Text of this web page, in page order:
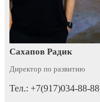
Сахапов Радик
Директор по развитию
Тел.: +7(917)034-88-88